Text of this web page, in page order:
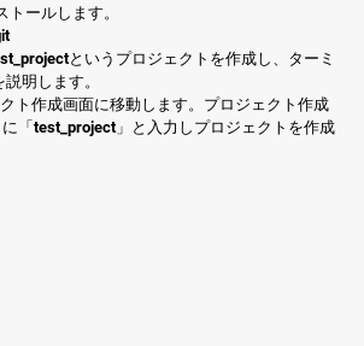
トールします。
というプロジェクトを作成し、ターミ
明します。
ト作成画面に移動します。プロジェクト作成
「test_project」と入力しプロジェクトを作成